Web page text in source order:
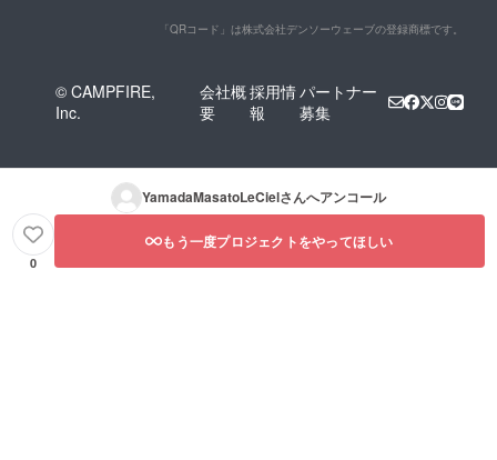
「QRコード」は株式会社デンソーウェーブの登録商標です。
© CAMPFIRE,
Inc.
会社概
要
採用情
報
パートナー
募集
YamadaMasatoLeCielさんへアンコール
0
もう一度プロジェクトをやってほしい